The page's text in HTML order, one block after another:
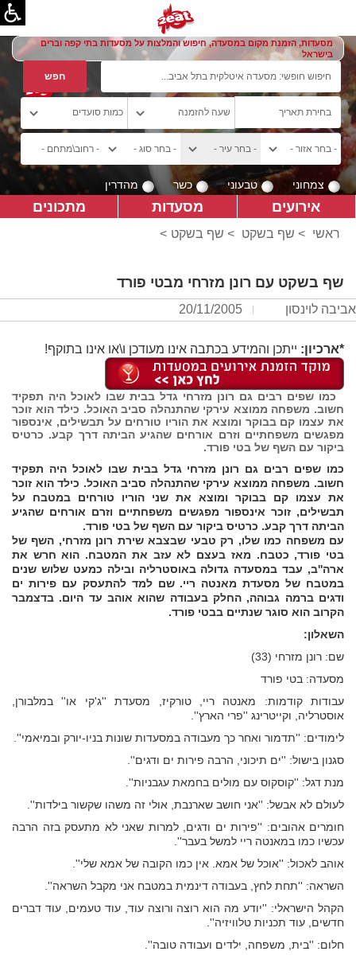
מסעדות, הזמנת מקום במסעדה, חיפוש והמלצות על מסעדות בתי קפה וברים
בישראל
צמחוני טבעוני כשר מהדרין
אירועים מסעדות מתכונים
ראשי > שף בשקט > שף בשקט >
שף בשקט עם רונן מזרחי מבטי פורד
אביבה לוינסון 20/11/2005
*ארכיון: ייתכן והמידע בכתבה אינו מעודכן ו\או אינו בתוקף!
כמו שפים רבים גם רונן מזרחי גדל בבית שבו לאוכל היה תפקיד
חשוב. משפחה ממוצא עירקי שהתנהלה סביב האוכל. כילד הוא זוכר
את עצמו קם בבוקר ומוצא את הוריו טורחים על תבשילים, אינספור
מפגשים משפחתיים וזרם אורחים שהגיע הביתה דרך קבע. כרטיס
ביקור עם השף של בטי פורד.
כמו שפים רבים גם רונן מזרחי גדל בבית שבו לאוכל היה תפקיד
חשוב. משפחה ממוצא עירקי שהתנהלה סביב האוכל. כילד הוא זוכר
את עצמו קם בבוקר ומוצא את שני הוריו טורחים במטבח על
תבשילים, זוכר אינספור מפגשים משפחתיים וזרם אורחים שהגיע
הביתה דרך קבע. כרטיס ביקור עם השף של בטי פורד.
עם משפחה כמו שלו, רק טבעי שבצבא שירת רונן מזרחי, השף של
בטי פורד, כטבח. מאז בעצם לא עזב את המטבח. הוא חרש את
ארה''ב, עבד במסעדה גדולה באוסטרליה ובילה כמעט שלוש שנים
במטבח של מסעדת מאנטה ריי. שם למד להתעסק עם פירות ים
ודגים ברמה גבוהה, החלק בעבודה שהוא אוהב עד היום. בדצמבר
הקרוב הוא סוגר שנתיים בבטי פורד.
השאלון:
שם: רונן מזרחי (33)
מסעדה: בטי פורד
עבודות קודמות: מאנטה ריי, טורקיז, מסעדת ''ג'קי או'' במלבורן,
אוסטרליה, וקייטרינג ''פרי הארץ''.
לימודים: ''תדמור ואחר כך מעבודה במסעדות שונות בניו-יורק ובמיאמי''.
סגנון בישול: ''ים תיכוני, הרבה פירות ים ודגים''.
מנת דגל: ''קוסקוס עם מולים בחמאת עגבניות''.
לעולם לא אבשל: ''אני חושב שארנבת, אולי זה משהו שקשור בילדות''.
חומרים אהובים: ''פירות ים ודגים, למרות שאני לא מתעסק בזה הרבה
עכשיו כמו במאנטה ריי למשל בעבר''.
אוהב לאכול: ''אוכל של אמא. אין כמו הקובה של אמא שלי''.
השראה: ''תחת לחץ, בעבודה דינמית במטבח אני מקבל השראה''.
הקהל הישראלי: ''יודע מה הוא רוצה ורוצה עוד, עוד טעמים, עוד דברים
חדשים, עוד תכניות טלוויזיה''.
חלום: ''בית, משפחה, ילדים ועבודה טובה''.